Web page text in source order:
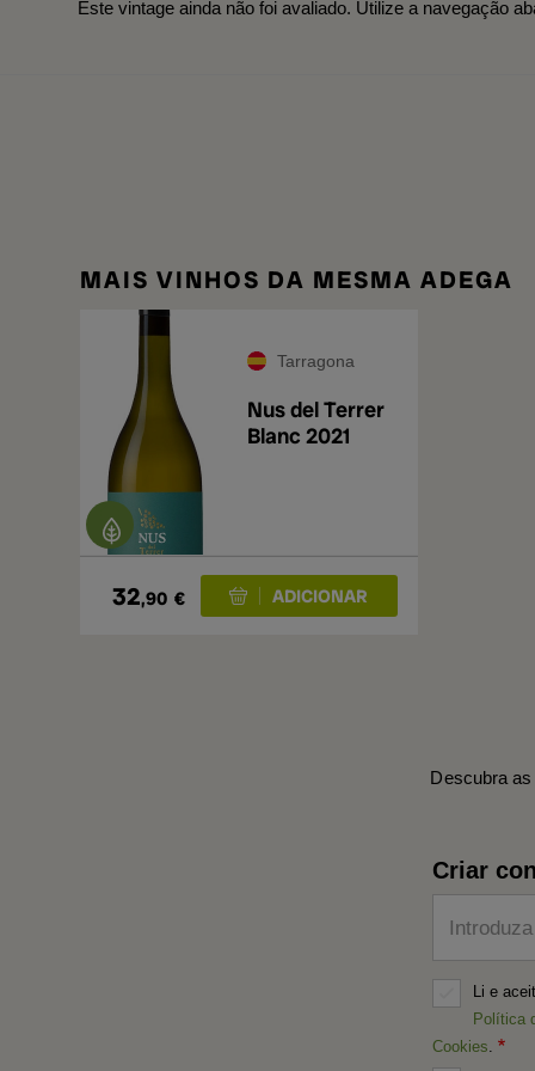
Este vintage ainda não foi avaliado. Utilize a navegação
MAIS VINHOS DA MESMA ADEGA
Tarragona
Nus del Terrer
Blanc 2021
32,90 €
Descubra
Criar
Li e
Política
Cookies.